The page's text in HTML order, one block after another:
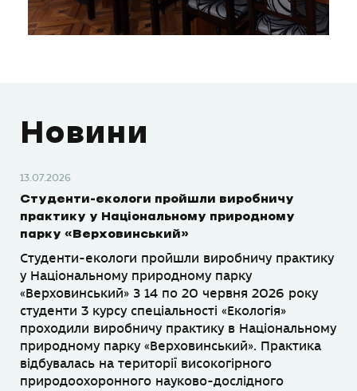
Новини
13.07.2026
Студенти-екологи пройшли виробничу
практику у Національному природному
парку «Верховинський»
Студенти-екологи пройшли виробничу практику
у Національному природному парку
«Верховинський» З 14 по 20 червня 2026 року
студенти 3 курсу спеціальності «Екологія»
проходили виробничу практику в Національному
природному парку «Верховинський». Практика
відбувалась на території високогірного
природоохоронного науково-дослідного